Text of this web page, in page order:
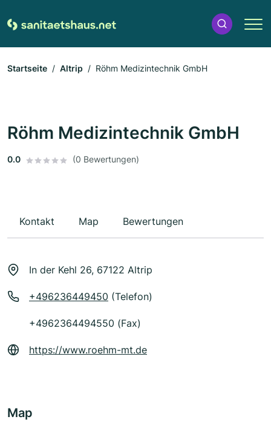
Startseite Altrip Röhm Medizintechnik GmbH
Röhm Medizintechnik GmbH
0.0 (0 Bewertungen)
Kontakt Map Bewertungen
In der Kehl 26, 67122 Altrip
+496236449450 (Telefon)
+4962364494550 (Fax)
https://www.roehm-mt.de
Map